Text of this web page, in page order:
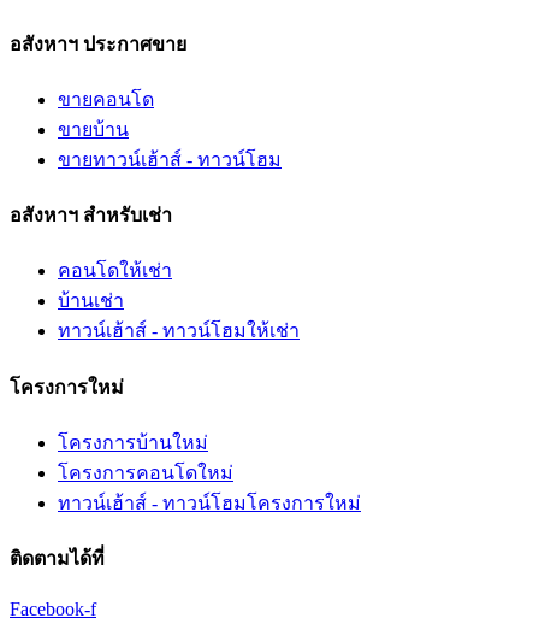
อสังหาฯ ประกาศขาย
ขายคอนโด
ขายบ้าน
ขายทาวน์เฮ้าส์ - ทาวน์โฮม
อสังหาฯ สำหรับเช่า
คอนโดให้เช่า
บ้านเช่า
ทาวน์เฮ้าส์ - ทาวน์โฮมให้เช่า
โครงการใหม่
โครงการบ้านใหม่
โครงการคอนโดใหม่
ทาวน์เฮ้าส์ - ทาวน์โฮมโครงการใหม่
ติดตามได้ที่
Facebook-f